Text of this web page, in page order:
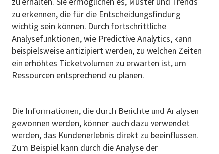
zu erkennen, die für die Entscheidungsfindung
wichtig sein können. Durch fortschrittliche
Analysefunktionen, wie Predictive Analytics, kann
beispielsweise antizipiert werden, zu welchen Zeiten
ein erhöhtes Ticketvolumen zu erwarten ist, um
Ressourcen entsprechend zu planen.
Die Informationen, die durch Berichte und Analysen
gewonnen werden, können auch dazu verwendet
werden, das Kundenerlebnis direkt zu beeinflussen.
Zum Beispiel kann durch die Analyse der